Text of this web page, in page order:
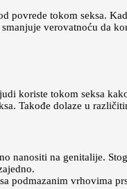
povrede tokom seksa.
verovatnoću da
koriste tokom seksa
Takođe dolaze u
nanositi na genitalije.
podmazanim vrhovima